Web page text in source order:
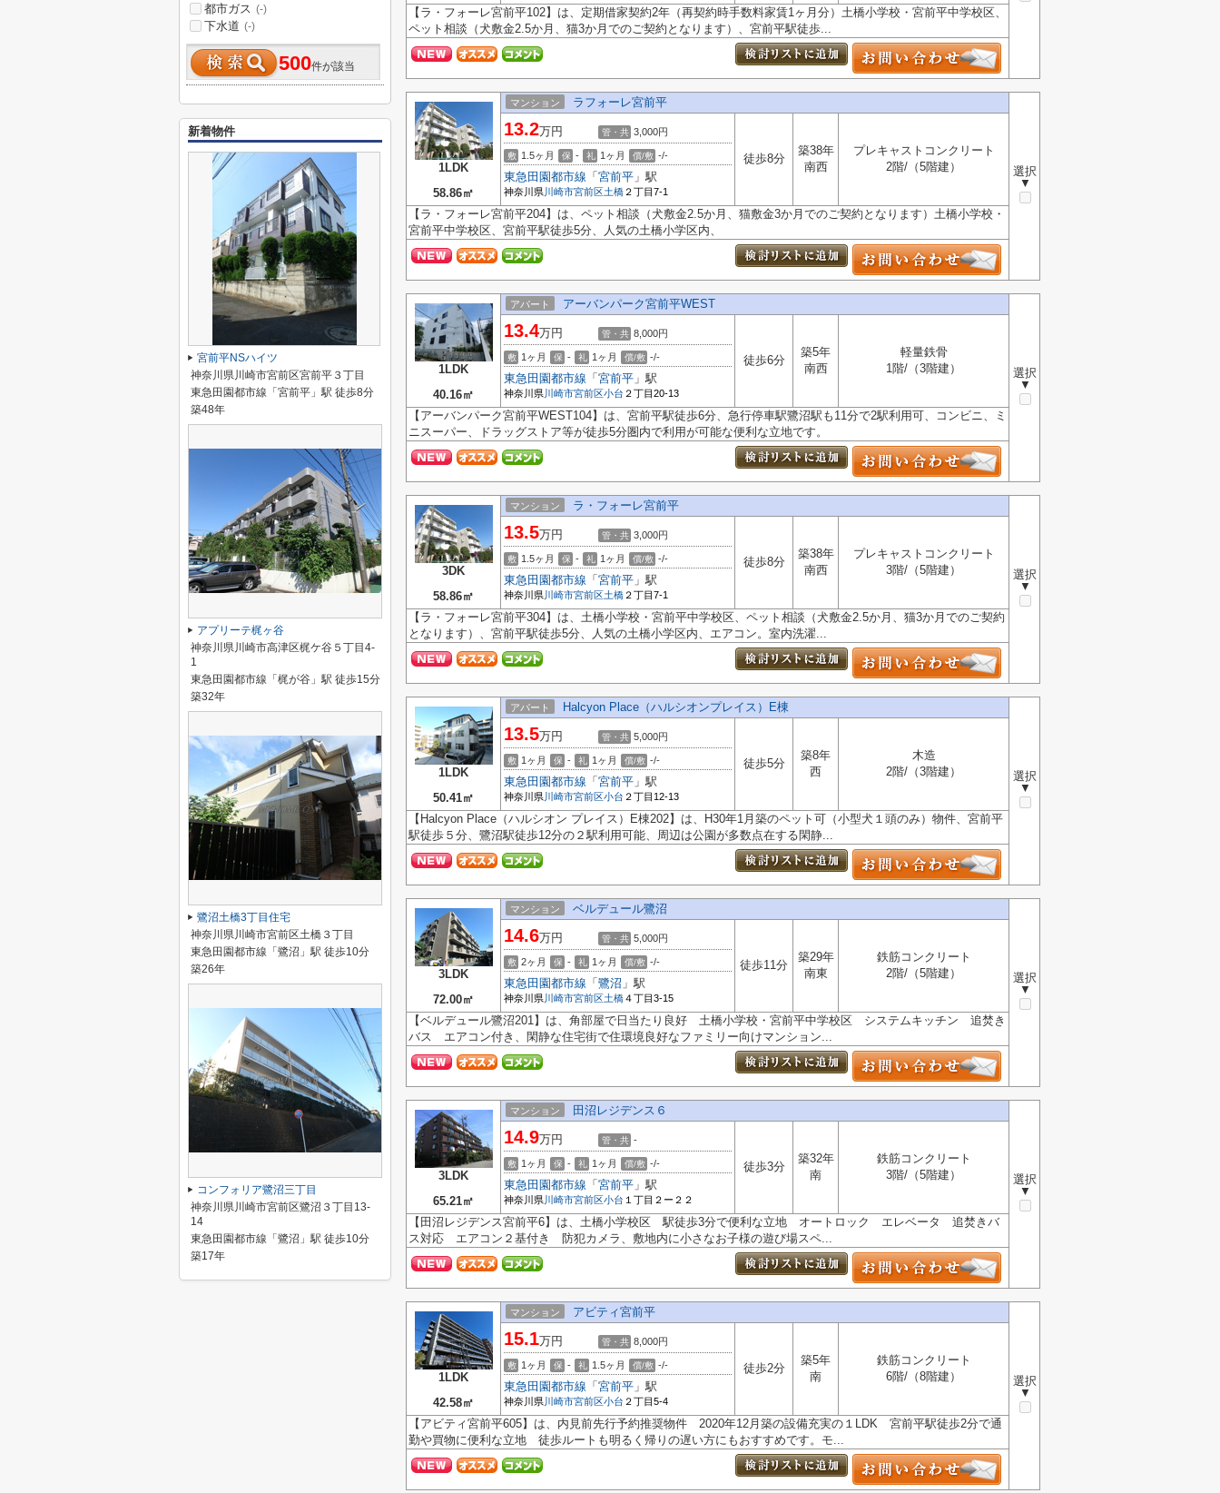
【ラ・フォーレ宮前平102】は、定期借家契約2年（再契約時手数料家賃1ヶ月分）土橋小学校・宮前平中学校区、
ペット相談（犬敷金2.5か月、猫3か月でのご契約となります）、宮前平駅徒歩...
1LDK
58.86㎡
マンション ラフォーレ宮前平
選択
▼
13.2万円 管・共 3,000円
敷 1.5ヶ月 保 - 礼 1ヶ月 償/敷 -/-
東急田園都市線 「 宮前平 」駅
神奈川県川崎市宮前区 土橋 ２丁目7-1
徒歩8分
築38年
南西
プレキャストコンクリート
2階/（5階建）
【ラ・フォーレ宮前平204】は、ペット相談（犬敷金2.5か月、猫敷金3か月でのご契約となります）土橋小学校・
宮前平中学校区、宮前平駅徒歩5分、人気の土橋小学区内、
1LDK
40.16㎡
アパート アーバンパーク宮前平WEST
選択
▼
13.4万円 管・共 8,000円
敷 1ヶ月 保 - 礼 1ヶ月 償/敷 -/-
東急田園都市線 「 宮前平 」駅
神奈川県川崎市宮前区小台 ２丁目20-13
徒歩6分
築5年
南西
軽量鉄骨
1階/（3階建）
【アーバンパーク宮前平WEST104】は、宮前平駅徒歩6分、急行停車駅鷺沼駅も11分で2駅利用可、コンビニ、ミ
ニスーパー、ドラッグストア等が徒歩5分圏内で利用が可能な便利な立地です。
3DK
58.86㎡
マンション ラ・フォーレ宮前平
選択
▼
13.5万円 管・共 3,000円
敷 1.5ヶ月 保 - 礼 1ヶ月 償/敷 -/-
東急田園都市線 「 宮前平 」駅
神奈川県川崎市宮前区 土橋 ２丁目7-1
徒歩8分
築38年
南西
プレキャストコンクリート
3階/（5階建）
【ラ・フォーレ宮前平304】は、土橋小学校・宮前平中学校区、ペット相談（犬敷金2.5か月、猫3か月でのご契約
となります）、宮前平駅徒歩5分、人気の土橋小学区内、エアコン。室内洗濯...
1LDK
50.41㎡
アパート Halcyon Place（ハルシオンプレイス）E棟
選択
▼
13.5万円 管・共 5,000円
敷 1ヶ月 保 - 礼 1ヶ月 償/敷 -/-
東急田園都市線 「 宮前平 」駅
神奈川県川崎市宮前区小台 ２丁目12-13
徒歩5分
築8年
西
木造
2階/（3階建）
【Halcyon Place（ハルシオン プレイス）E棟202】は、H30年1月築のペット可（小型犬１頭のみ）物件、宮前平
駅徒歩５分、鷺沼駅徒歩12分の２駅利用可能、周辺は公園が多数点在する閑静...
3LDK
72.00㎡
マンション ベルデュール鷺沼
選択
▼
14.6万円 管・共 5,000円
敷 2ヶ月 保 - 礼 1ヶ月 償/敷 -/-
東急田園都市線 「 鷺沼 」駅
神奈川県川崎市宮前区 土橋４丁目3-15
徒歩11分
築29年
南東
鉄筋コンクリート
2階/（5階建）
【ベルデュール鷺沼201】は、角部屋で日当たり良好 土橋小学校・宮前平中学校区 システムキッチン 追焚き
バス エアコン付き、閑静な住宅街で住環境良好なファミリー向けマンション...
3LDK
65.21㎡
マンション 田沼レジデンス６
選択
▼
14.9万円 管・共 -
敷 1ヶ月 保 - 礼 1ヶ月 償/敷 -/-
東急田園都市線 「 宮前平 」駅
神奈川県川崎市宮前区小台 １丁目２ー２２
徒歩3分
築32年
南
鉄筋コンクリート
3階/（5階建）
【田沼レジデンス宮前平6】は、土橋小学校区 駅徒歩3分で便利な立地 オートロック エレベータ 追焚きバ
ス対応 エアコン２基付き 防犯カメラ、敷地内に小さなお子様の遊び場スペ...
1LDK
42.58㎡
マンション アビティ宮前平
選択
▼
15.1万円 管・共 8,000円
敷 1ヶ月 保 - 礼 1.5ヶ月 償/敷 -/-
東急田園都市線 「 宮前平 」駅
神奈川県川崎市宮前区小台 ２丁目5-4
徒歩2分
築5年
南
鉄筋コンクリート
6階/（8階建）
【アビティ宮前平605】は、内見前先行予約推奨物件 2020年12月築の設備充実の１LDK 宮前平駅徒歩2分で通
勤や買物に便利な立地 徒歩ルートも明るく帰りの遅い方にもおすすめです。モ...
都市ガス (-)
下水道 (-)
500件が該当
新着物件
宮前平NSハイツ
神奈川県川崎市宮前区宮前平３丁目
東急田園都市線「宮前平」駅 徒歩8分
築48年
アプリーテ梶ヶ谷
神奈川県川崎市高津区梶ケ谷５丁目4-
1
東急田園都市線「梶が谷」駅 徒歩15分
築32年
鷺沼土橋3丁目住宅
神奈川県川崎市宮前区土橋３丁目
東急田園都市線「鷺沼」駅 徒歩10分
築26年
コンフォリア鷺沼三丁目
神奈川県川崎市宮前区鷺沼３丁目13-
14
東急田園都市線「鷺沼」駅 徒歩10分
築17年